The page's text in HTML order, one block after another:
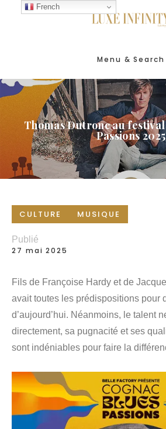
Menu & Search
Thomas Dutronc au
Passions 2025
CULTURE MUSIQUE
Publié
27 mai 2025
Fils de Françoise Hardy et de
avait toutes les prédispositions pour
d’aujourd’hui. Néanmoins, le talent
directement, sa pugnacité et ses
sont indéniables pour faire la
French